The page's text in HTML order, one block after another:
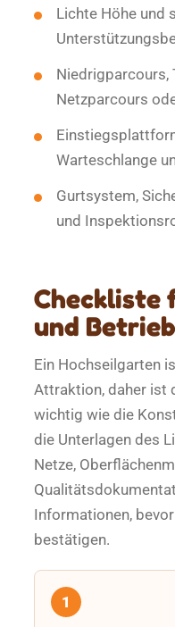
Lichte Höhe und
Niedrigparcours,
Netzparcours
Warteschlange
Gurtsystem,
und
Checkliste
und Betrieb
Ein Hochseilgarten
Attraktion, daher ist
wichtig wie die
die Unterlagen des
Netze,
Informationen,
bestätigen.
1